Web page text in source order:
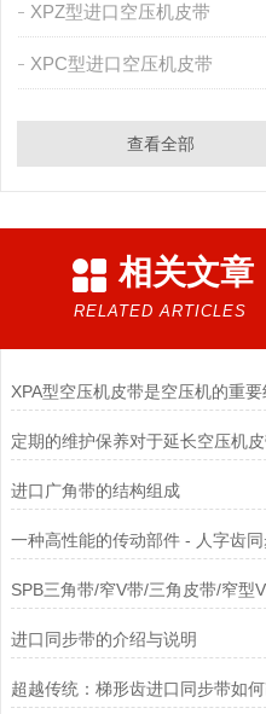
XPZ型进口空压机皮带
XPC型进口空压机皮带
查看全部
相关文章
RELATED ARTICLES
进口广角带的结构组成
进口同步带的介绍与说明